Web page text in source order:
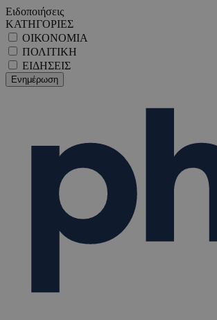
Ειδοποιήσεις
ΚΑΤΗΓΟΡΙΕΣ
ΟΙΚΟΝΟΜΙΑ
ΠΟΛΙΤΙΚΗ
ΕΙΔΗΣΕΙΣ